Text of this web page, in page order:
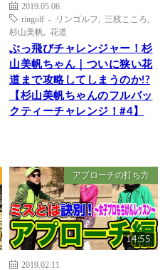
2019.05.06
ringolf - リンゴルフ
三枝こころ
杉山美帆
花道
ぶっ飛びチャレンジャー！杉
山美帆ちゃん｜ついに狭い花
道まで攻略してしまうのか!?
【杉山美帆ちゃんのフルバッ
クティーチャレンジ！#4】
アプローチの打ち方
14:55
2019.02.11